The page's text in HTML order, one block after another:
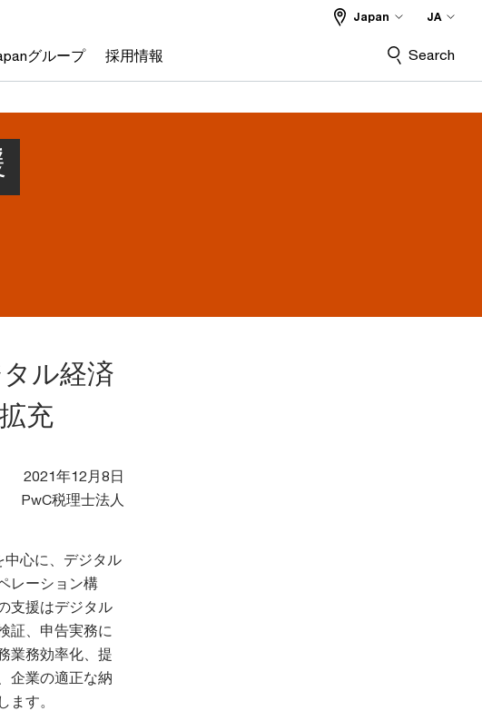
グループ 採用情報
Japan JA
Search
ル経済
充
2021年12月8日
PwC税理士法人
中心に、デジタル
レーション構
支援はデジタル
証、申告実務に
業務効率化、提
企業の適正な納
す。